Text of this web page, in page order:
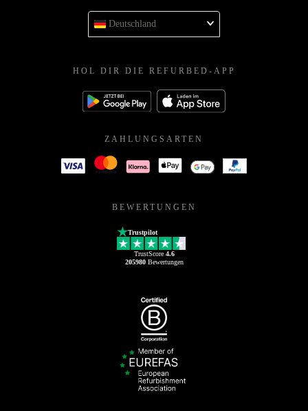
Deutschland
HOL DIR DIE REFURBED-APP
ZAHLUNGSARTEN
BEWERTUNGEN
Trustpilot
TrustScore 4.6
205980Bewertungen